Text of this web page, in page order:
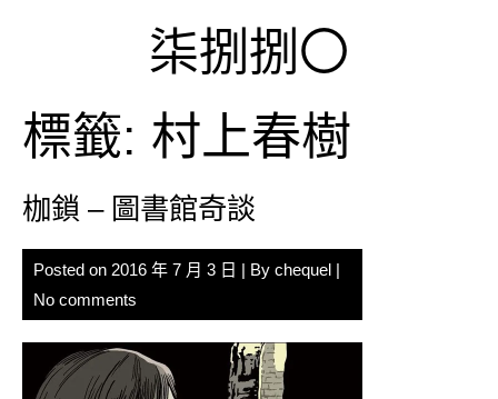
柒捌捌〇
標籤: 村上春樹
枷鎖 – 圖書館奇談
Posted on 2016 年 7 月 3 日 | By chequel |
No comments